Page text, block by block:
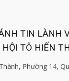
TIN LÀNH
HỘI TÔ HIẾN
Phường 14,